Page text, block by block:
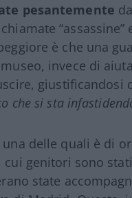
pesantemente
“assassine”
è che una
invece di
giustificandosi
che si sta
una delle quali è di
cui genitori sono stati
state